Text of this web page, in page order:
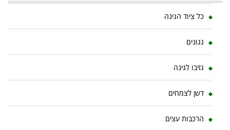
כל ציוד הגינה
גגונים
גזיבו לגינה
דשן לצמחים
הרכבות עצים